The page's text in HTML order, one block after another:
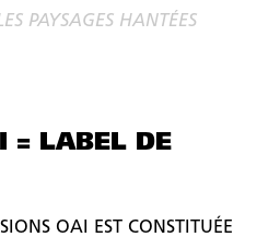
PAYSAGES HANTÉES
= LABEL DE
OAI EST CONSTITUÉE